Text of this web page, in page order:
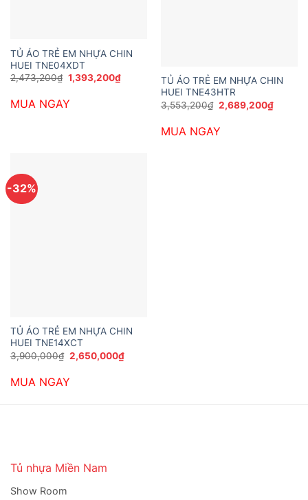
TỦ ÁO TRẺ EM NHỰA CHIN
HUEI TNE04XDT
2,473,200₫ Giá
gốc
2,473,200₫.
1,393,200₫Giá
hiện
1,393,200₫.
MUA NGAY
TỦ ÁO TRẺ EM NHỰA CHIN
HUEI TNE43HTR
3,553,200₫ Giá
gốc
3,553,200₫.
2,689,200₫Giá
hiện
MUA NGAY
-32%
TỦ ÁO TRẺ EM NHỰA CHIN
HUEI TNE14XCT
3,900,000₫ Giá
gốc
3,900,000₫.
2,650,000₫Giá
hiện
MUA NGAY
Tủ nhựa Miền Nam
Show Room